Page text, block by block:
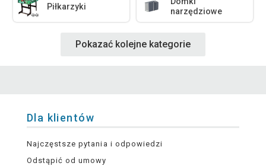
Piłkarzyki
narzędziowe
Pokazać kolejne kategorie
Dla klientów
Najczęstsze pytania i odpowiedzi
Odstąpić od umowy